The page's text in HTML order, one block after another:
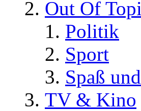
Out Of
Politik
Sport
Spaß
TV & Kino